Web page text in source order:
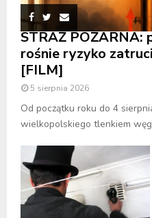
STRAŻ POŻARNA:
rośnie ryzyko
[FILM]
5 sierpnia 2026
Od początku roku do 4
wielkopolskiego tlenkiem